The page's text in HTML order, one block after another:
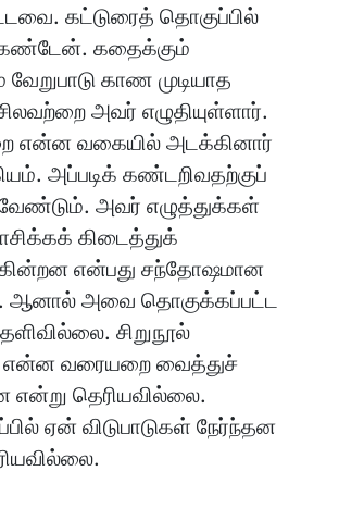
கட்டுரைத் தொகுப்பில்
கதைக்கும்
வேறுபாடு காண முடியாத
அவர் எழுதியுள்ளார்.
என்ன வகையில் அடக்கினார்
அப்படிக் கண்டறிவதற்குப்
வேண்டும். அவர் எழுத்துக்கள்
கிடைத்துக்
என்பது சந்தோஷமான
ஆனால் அவை தொகுக்கப்பட்ட
சிறுநூல்
என்ன வரையறை வைத்துச்
என்று தெரியவில்லை.
ஏன் விடுபாடுகள் நேர்ந்தன